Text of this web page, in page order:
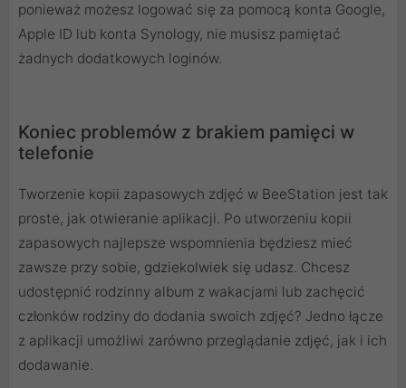
ponieważ możesz logować się za pomocą konta Google,
Apple ID lub konta Synology, nie musisz pamiętać
żadnych dodatkowych loginów.
Koniec problemów z brakiem pamięci w
telefonie
Tworzenie kopii zapasowych zdjęć w BeeStation jest tak
proste, jak otwieranie aplikacji. Po utworzeniu kopii
zapasowych najlepsze wspomnienia będziesz mieć
zawsze przy sobie, gdziekolwiek się udasz. Chcesz
udostępnić rodzinny album z wakacjami lub zachęcić
członków rodziny do dodania swoich zdjęć? Jedno łącze
z aplikacji umożliwi zarówno przeglądanie zdjęć, jak i ich
dodawanie.